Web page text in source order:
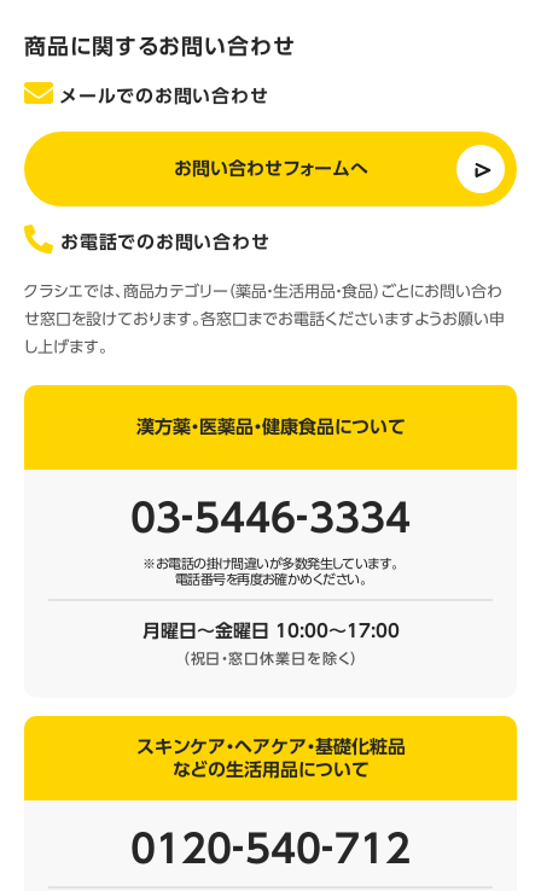
商品に関するお問い合わせ
メールでのお問い合わせ
お問い合わせフォームへ
お電話でのお問い合わせ
クラシエでは、商品カテゴリー（薬品・生活用品・食品）ごとにお問い合わ
せ窓口を設けております。各窓口までお電話くださいますようお願い申
し上げます。
漢方薬・医薬品・健康食品について
03‐5446‐3334
※お電話の掛け間違いが多数発生しています。
電話番号を再度お確かめください。
月曜日～金曜日 10:00～17:00
（祝日・窓口休業日を除く）
スキンケア・ヘアケア・基礎化粧品
などの生活用品について
0120‐540‐712